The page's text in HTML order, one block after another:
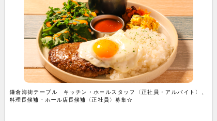
鎌倉海街テーブル キッチン・ホールスタッフ〈正社員・アルバイト〉、
料理長候補・ホール店長候補〈正社員〉募集☆